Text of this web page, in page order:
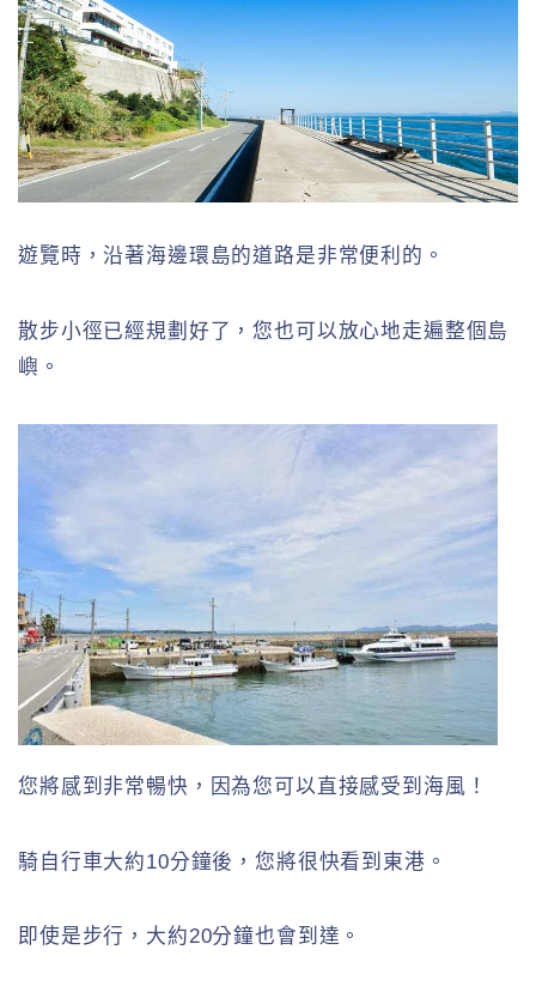
遊覽時，沿著海邊環島的道路是非常便利的。
散步小徑已經規劃好了，您也可以放心地走遍整個島
嶼。
您將感到非常暢快，因為您可以直接感受到海風！
騎自行車大約10分鐘後，您將很快看到東港。
即使是步行，大約20分鐘也會到達。